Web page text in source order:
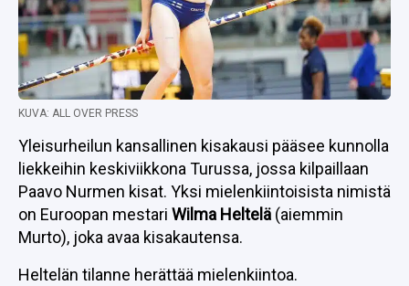
KUVA: ALL OVER PRESS
Yleisurheilun kansallinen kisakausi pääsee kunnolla
liekkeihin keskiviikkona Turussa, jossa kilpaillaan
Paavo Nurmen kisat. Yksi mielenkiintoisista nimistä
on Euroopan mestari Wilma Heltelä (aiemmin
Murto), joka avaa kisakautensa.
Heltelän tilanne herättää mielenkiintoa.